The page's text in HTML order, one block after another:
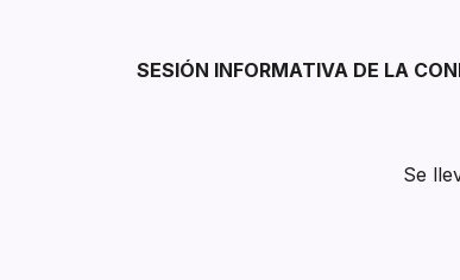
SESIÓN INFORMATIVA DE LA
Se